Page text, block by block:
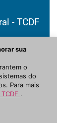
- TCDF
sua
o
do
Para mais
.